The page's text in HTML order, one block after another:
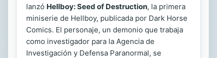
lanzó Hellboy: Seed of Destruction, la primera
miniserie de Hellboy, publicada por Dark Horse
Comics. El personaje, un demonio que trabaja
como investigador para la Agencia de
Investigación y Defensa Paranormal, se